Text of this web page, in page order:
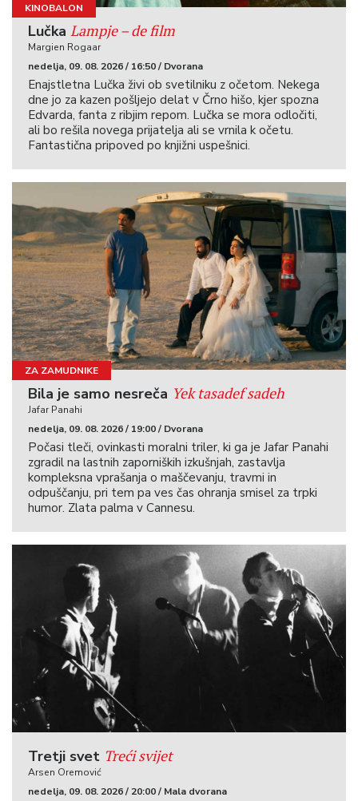
KINOBALON
Lučka Lampje – de film
Margien Rogaar
nedelja, 09. 08. 2026 / 16:50 / Dvorana
Enajstletna Lučka živi ob svetilniku z očetom. Nekega
dne jo za kazen pošljejo delat v Črno hišo, kjer spozna
Edvarda, fanta z ribjim repom. Lučka se mora odločiti,
ali bo rešila novega prijatelja ali se vrnila k očetu.
Fantastična pripoved po knjižni uspešnici.
ZA ZAMUDNIKE
Bila je samo nesreča Yek tasadef sadeh
Jafar Panahi
nedelja, 09. 08. 2026 / 19:00 / Dvorana
Počasi tleči, ovinkasti moralni triler, ki ga je Jafar Panahi
zgradil na lastnih zaporniških izkušnjah, zastavlja
kompleksna vprašanja o maščevanju, travmi in
odpuščanju, pri tem pa ves čas ohranja smisel za trpki
humor. Zlata palma v Cannesu.
Tretji svet Treći svijet
Arsen Oremović
nedelja, 09. 08. 2026 / 20:00 / Mala dvorana